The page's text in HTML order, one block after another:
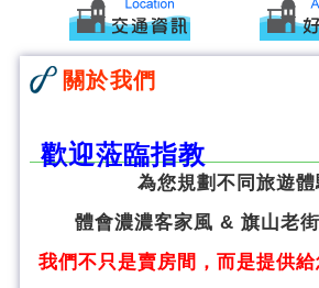
關於我們
歡迎蒞臨指教
為您規劃不同旅遊體
體會濃濃客家風 & 旗山老
我們不只是賣房間，而是提供